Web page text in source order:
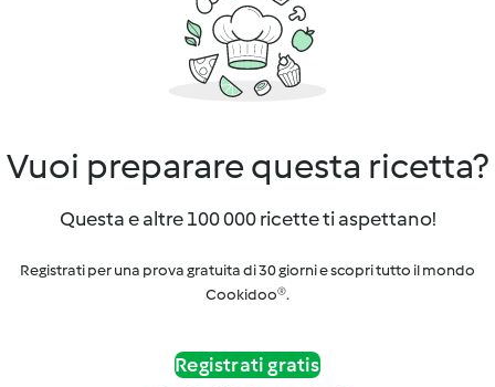
Vuoi preparare questa ricetta?
Questa e altre 100 000 ricette ti aspettano!
Registrati per una prova gratuita di 30 giorni e scopri tutto il mondo
Cookidoo®.
Registrati gratis